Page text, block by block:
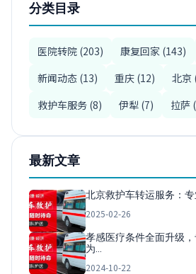
分类目录
医院转院 (203) 康复回家 (143)
新闻动态 (13)
重庆 (12)
北京
救护车服务 (8)
伊犁 (7) 拉萨
最新文章
北京救护车转运服务：
2025-02-26
孝感医疗条件全面升级
为…
2024-10-22